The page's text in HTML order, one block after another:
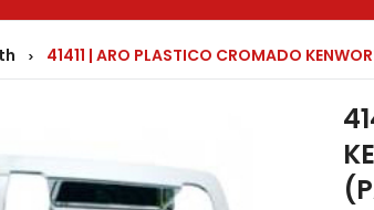
> 41411 | ARO PLASTICO CROMADO